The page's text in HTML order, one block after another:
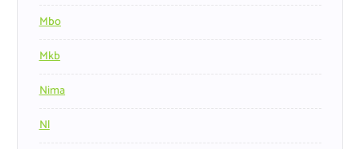
Mbo
Mkb
Nima
Nl